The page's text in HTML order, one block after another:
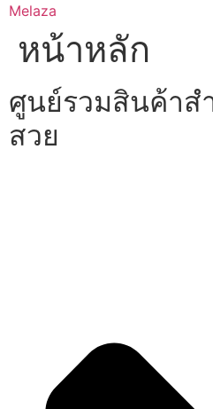
Skip
content
Melaza
หน้าหลัก
ศูนย์รวมสินค้าส
สวย